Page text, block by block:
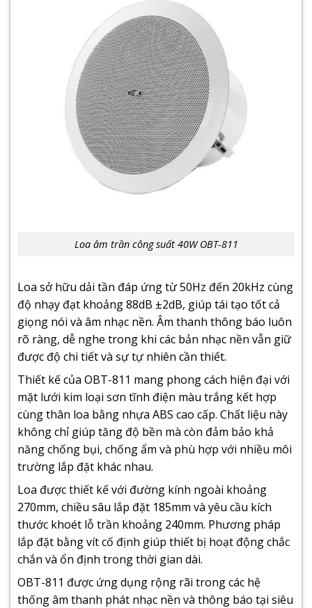
Loa âm trầncông suất 40W OBT-811
Loa sở hữu dải tần đáp ứng từ 50Hz đến 20kHz cùng
độ nhạy đạt khoảng 88dB ±2dB, giúp tái tạo tốt cả
giọng nói và âm nhạc nền. Âm thanh thông báo luôn
rõ ràng, dễ nghe trong khi các bản nhạc nền vẫn giữ
được độ chi tiết và sự tự nhiên cần thiết.
Thiết kế của OBT-811 mang phong cách hiện đại với
mặt lưới kim loại sơn tĩnh điện màu trắng kết hợp
cùng thân loa bằng nhựa ABS cao cấp. Chất liệu này
không chỉ giúp tăng độ bền mà còn đảm bảo khả
năng chống bụi, chống ẩm và phù hợp với nhiều môi
trường lắp đặt khác nhau.
Loa được thiết kế với đường kính ngoài khoảng
270mm, chiều sâu lắp đặt 185mm và yêu cầu kích
thước khoét lỗ trần khoảng 240mm. Phương pháp
lắp đặt bằng vít cố định giúp thiết bị hoạt động chắc
chắn và ổn định trong thời gian dài.
OBT-811 được ứng dụng rộng rãi trong các hệ
thống âm thanh phát nhạc nền và thông báo tại siêu